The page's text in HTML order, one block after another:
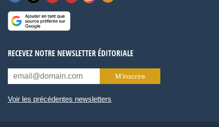
RECEVEZ NOTRE NEWSLETTER ÉDITORIALE
M’inscrire
Voir les précédentes newsletters